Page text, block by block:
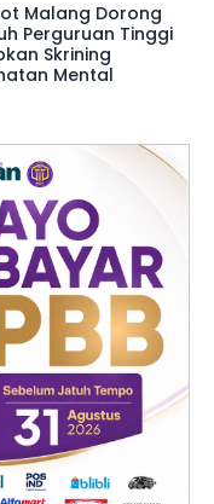
Malang Dorong
Perguruan Tinggi
Skrining
Mental